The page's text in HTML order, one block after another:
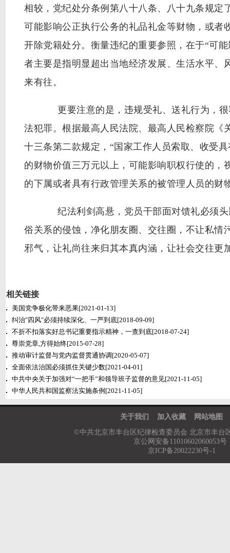
相较，党纪处分条例第八十八条、八十九条规
可能影响公正执行公务的礼品礼金等财物，或
开除党籍处分。衡量违纪的重要参照，在于“可
者主要是指明显超出当地经济发展、生活水平
来有往。
更要注意的是，违规受礼、送礼行为，很
法犯罪。根据最高人民法院、最高人民检察院
十三条第二款规定，“国家工作人员索取、收受
的财物价值三万元以上，可能影响职权行使的，
的下属或者具有行政管理关系的被管理人员的财
纪法利剑高悬，党员干部面对馈礼必须头
俗关系的侵蚀，净化朋友圈、交往圈，不让私
邪气，让礼尚往来归其本真内涵，让社会交往更
相关链接
美国党争极化带来恶果[2021-01-13]
纠治"四风"必须持续深化、一严到底[2018-09-09]
不折不扣落实好总书记重要指示精神，一查到底[2018-07-24]
尊崇党章,方得始终[2015-07-28]
推动审计监督与党内监督贯通协调 [2020-05-07]
全面依法治国必须抓住关键少数[2021-04-01]
中共中央关于加强对“一把手”和领导班子监督的意见[2021-11-05]
中华人民共和国监察法实施条例 [2021-11-05]